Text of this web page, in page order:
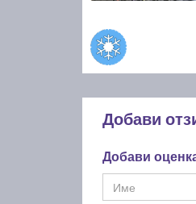
Добави
Добави